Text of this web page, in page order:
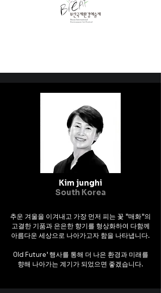
력으로 꽃피우고 있다. 이에 그
향기로움을 세상 밖으로 더욱
대학교, 경희대학교 등에서 강
의하였으며, 현재는 수원대학
교 미술대학원 특임교수 및 한
국전각협회 부회장을 맡고 있
개인전 8회와 국제아트페어
30여회, 초대전 및 단체전을
300여회를 참여하였다. 2019
수상, 2022년 대한민국 죽농
예술상 신진작가상 등을 수상
아트페어, 코엑스 조형아트페
어, 부산 국제아트페어 등 30
Kim junghi
South Korea
추운 겨울을 이겨내고 가장 먼저 피는 꽃 "매화"의
고결한 기품과 은은한 향기를 형상화하여 다함께
아름다운 세상으로 나아가고자 함을 나타냅니다.
Old Future' 행사를 통해 더 나은 환경과 미래를
향해 나아가는 계기가 되었으면 좋겠습니다.